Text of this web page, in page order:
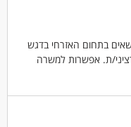
בתחום האזרחי בדגש
ת. אפשרות למשרה